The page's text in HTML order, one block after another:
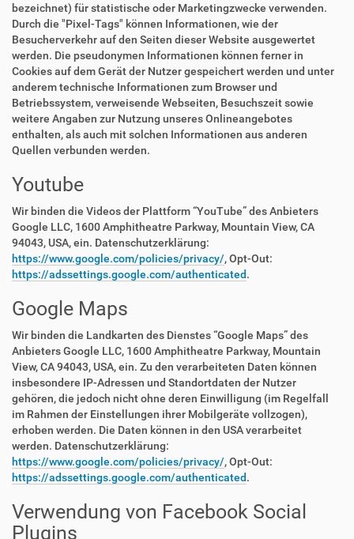
bezeichnet) für statistische oder Marketingzwecke verwenden.
Durch die "Pixel-Tags" können Informationen, wie der
Besucherverkehr auf den Seiten dieser Website ausgewertet
werden. Die pseudonymen Informationen können ferner in
Cookies auf dem Gerät der Nutzer gespeichert werden und unter
anderem technische Informationen zum Browser und
Betriebssystem, verweisende Webseiten, Besuchszeit sowie
weitere Angaben zur Nutzung unseres Onlineangebotes
enthalten, als auch mit solchen Informationen aus anderen
Quellen verbunden werden.
Youtube
Wir binden die Videos der Plattform “YouTube” des Anbieters
Google LLC, 1600 Amphitheatre Parkway, Mountain View, CA
94043, USA, ein. Datenschutzerklärung:
https://www.google.com/policies/privacy/, Opt-Out:
https://adssettings.google.com/authenticated.
Google Maps
Wir binden die Landkarten des Dienstes “Google Maps” des
Anbieters Google LLC, 1600 Amphitheatre Parkway, Mountain
View, CA 94043, USA, ein. Zu den verarbeiteten Daten können
insbesondere IP-Adressen und Standortdaten der Nutzer
gehören, die jedoch nicht ohne deren Einwilligung (im Regelfall
im Rahmen der Einstellungen ihrer Mobilgeräte vollzogen),
erhoben werden. Die Daten können in den USA verarbeitet
werden. Datenschutzerklärung:
https://www.google.com/policies/privacy/, Opt-Out:
https://adssettings.google.com/authenticated.
Verwendung von Facebook Social
Plugins